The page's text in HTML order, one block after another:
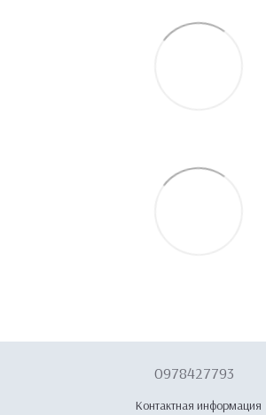
0978427793
Контактная информация